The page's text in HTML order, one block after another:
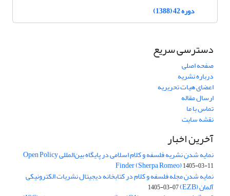
دوره 42 (1388)
دسترسی سریع
صفحه اصلی
درباره نشریه
اعضای هیات تحریریه
ارسال مقاله
تماس با ما
نقشه سایت
آخرین اخبار
نمایه شدن نشریه فلسفه و کلام اسلامی در پایگاه بین‌المللی Open Policy
Finder (Sherpa Romeo)1405-03-11
نمایه شدن مجله فلسفه و کلام در کتابخانه دیجیتال نشریات الکترونیکی
آلمان (EZB) 1405-03-07